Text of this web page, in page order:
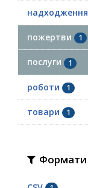
надходження
пожертви 1
послуги 1
роботи 1
товари 1
Формати